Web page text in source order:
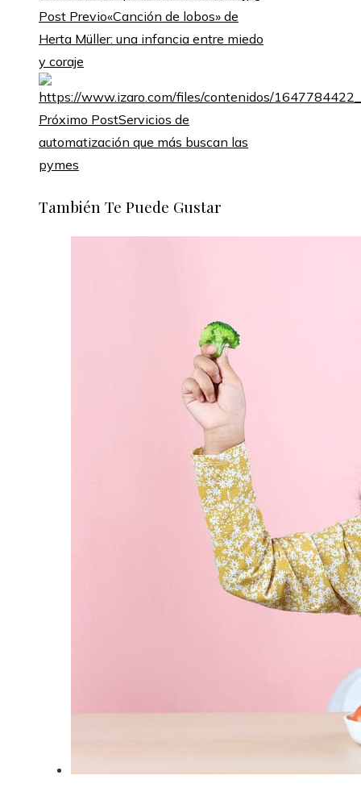
Post Previo«Canción de lobos» de
Herta Müller: una infancia entre miedo
y coraje
Próximo PostServicios de
automatización que más buscan las
pymes
También Te Puede Gustar